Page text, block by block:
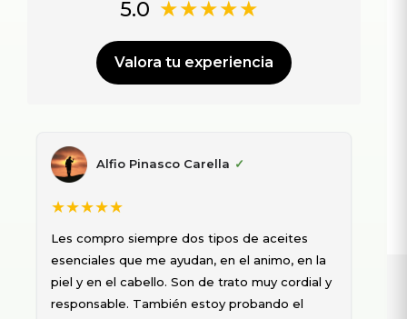
5.0 ★★★★★
Valora tu experiencia
Alfio Pinasco Carella ✓
★★★★★
Les compro siempre dos tipos de aceites
esenciales que me ayudan, en el animo, en la
piel y en el cabello. Son de trato muy cordial y
responsable. También estoy probando el